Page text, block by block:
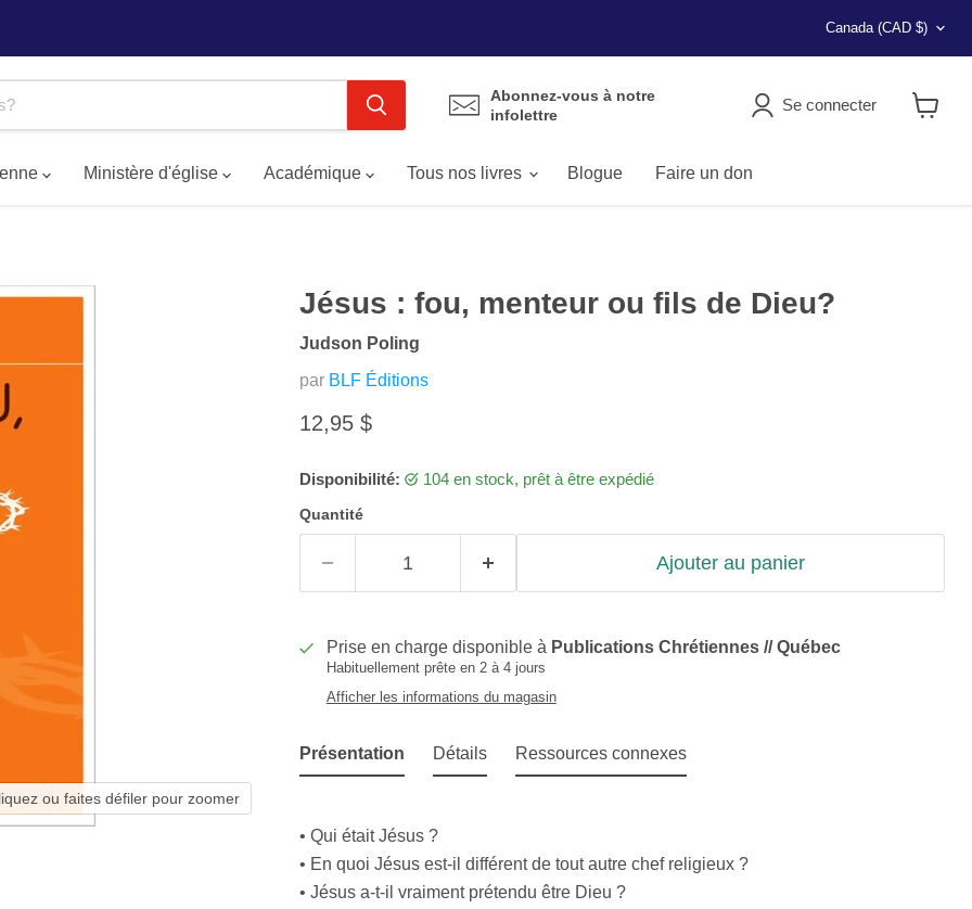
Pays
Canada (CAD $)
Abonnez-vous à notre
infolettre
Se connecter
Ministère d'église Académique Tous nos livres Blogue Faire un don
ou faites défiler pour zoomer
Jésus : fou, menteur ou fils de Dieu?
Judson Poling
par BLF Éditions
Prix actuel
12,95 $
Disponibilité: 104 en stock, prêt à être expédié
Quantité
Ajouter au panier
Prise en charge disponible à Publications Chrétiennes // Québec
Habituellement prête en 2 à 4 jours
Afficher les informations du magasin
Présentation
• Qui était Jésus ?
• En quoi Jésus est-il différent de tout autre chef religieux ?
• Jésus a-t-il vraiment prétendu être Dieu ?
Détails Ressources connexes